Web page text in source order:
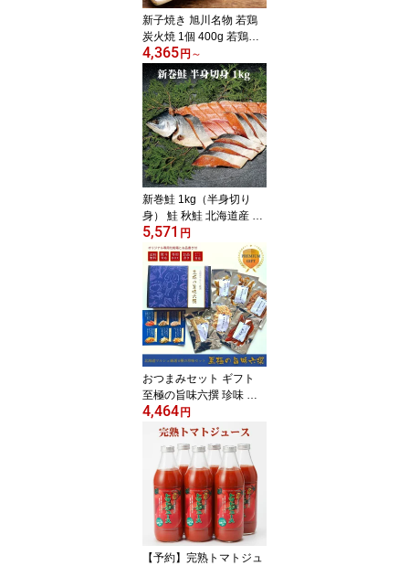
新子焼き 旭川名物 若鶏
炭火焼 1個 400g 若鶏半
身焼き ケンミンショー
秘密のケンミンSHOW T
V放送 北海道 国産 若鶏
焼き チキン クリスマス
4,365 円 ～
新巻鮭 1kg（半身切り
身） 鮭 秋鮭 北海道産 切
身 海産物 海鮮ギフト 北
海道ギフト 道産 北海道
産
5,571 円
おつまみセット ギフト
至極の旨味六撰 珍味 高
級 珍味セット ビールに
合う おつまみギフト 海
鮮ギフト 珍味詰め合わせ
鮭とば 帆立焼貝ひも さ
ざ波さきいか むしりこま
い 耳くんスライス つま
みたら
4,464 円
【予約】完熟トマトジュ